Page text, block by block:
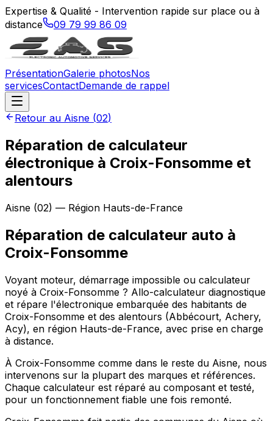
Expertise & Qualité - Intervention rapide sur place ou à
distance
09 79 99 86 09
PrésentationGalerie photosNos
servicesContactDemande de rappel
Retour au Aisne (02)
Réparation de calculateur
électronique à Croix-Fonsomme et
alentours
Aisne (02) — Région Hauts-de-France
Réparation de calculateur auto à
Croix-Fonsomme
Voyant moteur, démarrage impossible ou calculateur
noyé à Croix-Fonsomme ? Allo-calculateur diagnostique
et répare l'électronique embarquée des habitants de
Croix-Fonsomme et des alentours (Abbécourt, Achery,
Acy), en région Hauts-de-France, avec prise en charge
à distance.
À Croix-Fonsomme comme dans le reste du Aisne, nous
intervenons sur la plupart des marques et références.
Chaque calculateur est réparé au composant et testé,
pour un fonctionnement fiable une fois remonté.